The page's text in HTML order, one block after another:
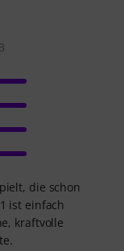
die schon
ist einfach
kraftvolle